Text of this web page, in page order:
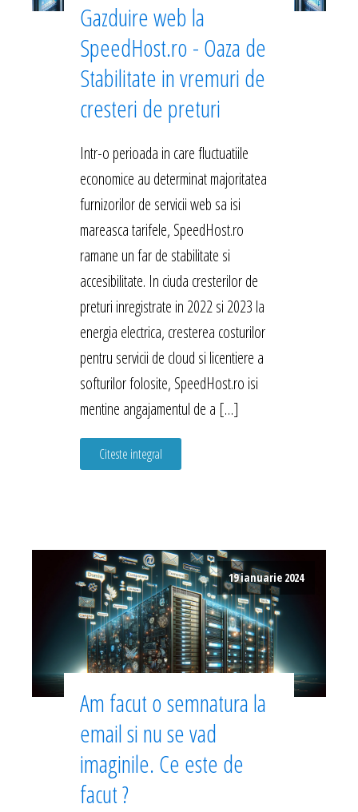
Gazduire web la
SpeedHost.ro - Oaza de
Stabilitate in vremuri de
cresteri de preturi
Intr-o perioada in care fluctuatiile
economice au determinat majoritatea
furnizorilor de servicii web sa isi
mareasca tarifele, SpeedHost.ro
ramane un far de stabilitate si
accesibilitate. In ciuda cresterilor de
preturi inregistrate in 2022 si 2023 la
energia electrica, cresterea costurilor
pentru servicii de cloud si licentiere a
softurilor folosite, SpeedHost.ro isi
mentine angajamentul de a […]
Citeste integral
19 ianuarie 2024
Am facut o semnatura la
email si nu se vad
imaginile. Ce este de
facut ?